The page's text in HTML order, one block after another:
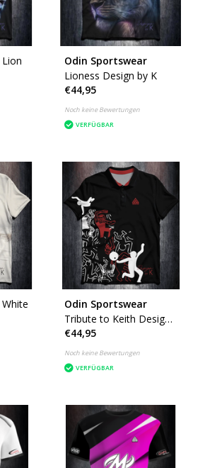
Lion
Odin Sportswear
Lioness Design by K
€44,95
Noch keine Bewertungen
VERFÜGBAR
White
Odin Sportswear
Tribute to Keith Design
by K
€44,95
Noch keine Bewertungen
VERFÜGBAR